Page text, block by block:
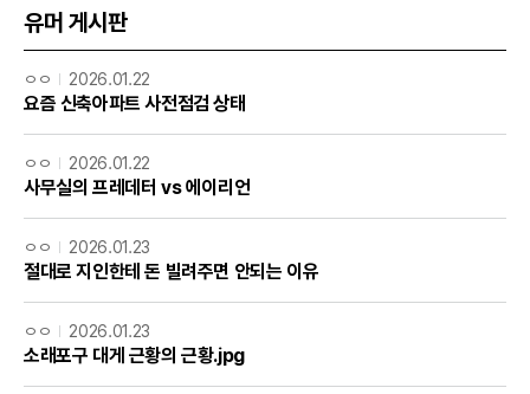
유머 게시판
ㅇㅇ 2026.01.22
요즘 신축아파트 사전점검 상태
ㅇㅇ 2026.01.22
사무실의 프레데터 vs 에이리언
ㅇㅇ 2026.01.23
절대로 지인한테 돈 빌려주면 안되는 이유
ㅇㅇ 2026.01.23
소래포구 대게 근황의 근황.jpg